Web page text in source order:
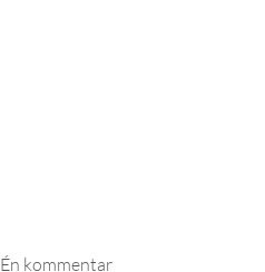
Én kommentar